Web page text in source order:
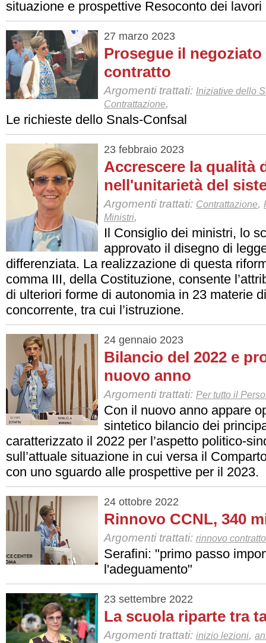
situazione e prospettive Resoconto dei lavori
27 marzo 2023
Prosegue il
contratto
Argomenti trattati: Iniziative dello
Contrattazione,
Le richieste dello Snals-Confsal
23 febbraio 2023
Accrescere la qualità
nell'unitarietà del
Argomenti trattati: Contrattazione,
Ministri,
Il Consiglio dei ministri, lo
approvato il disegno di
differenziata. La realizzazione di questa
comma III, della Costituzione, consente
di ulteriori forme di autonomia in 23 materie
concorrente, tra cui l’istruzione.
24 gennaio 2023
Bilancio del 2022 e
nuovo anno
Argomenti trattati: Per tutto il
Con il nuovo anno appare
sintetico bilancio dei
caratterizzato il 2022 per l’aspetto politico-
sull’attuale situazione in cui versa il
con uno sguardo alle prospettive per il 2023.
24 ottobre 2022
Rinnovo CCNL, 340
Argomenti trattati: rinnovo contratto
Serafini: "primo passo
l'adeguamento"
23 settembre 2022
La scuola riparte tra
Argomenti trattati: inizio lezioni,